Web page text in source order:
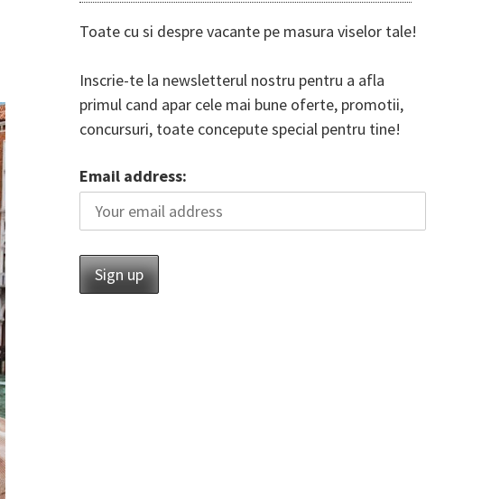
Toate cu si despre vacante pe masura viselor tale!
Inscrie-te la newsletterul nostru pentru a afla
primul cand apar cele mai bune oferte, promotii,
concursuri, toate concepute special pentru tine!
Email address: